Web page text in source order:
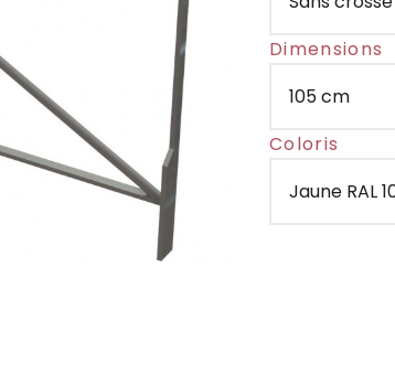
Dimensions
Coloris